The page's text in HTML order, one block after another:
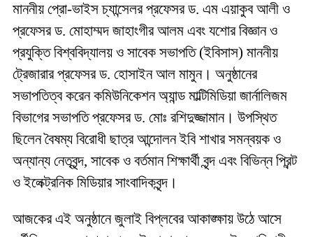
মাননীয় প্রো-ভাইস চ্যান্সেলর প্রফেসর ড. এম এয়াকুব আলী ও
প্রফেসর ড. মোহাম্মদ জাহাংগীর আলম এবং যশোর বিজ্ঞান ও
প্রযুক্তি বিশ্ববিদ্যালয় ও সাবেক সভাপতি (ইবিসাস) মাননীয়
ট্রেজারার প্রফেসর ড. হোসাইন আল মামুন। অনুষ্ঠানের
সভাপতিত্ব করেন কমিউনিকেশন অ্যান্ড মাল্টিমিডিয়া জার্নালিজম
বিভাগের সভাপতি প্রফেসর ড. মোঃ রশিদুজ্জামান। উপস্থিত
ছিলেন বৈষম্য বিরোধী ছাত্র আন্দোলন ইবি শাখার সমন্বয়ক ও
অন্যান্য নেতৃবৃন্দ, সাবেক ও বর্তমান শিক্ষার্থী বৃন্দ এবং বিভিন্ন প্রিন্ট
ও ইলেক্ট্রনিক মিডিয়ার সাংবাদিকবৃন্দ।
আজকের এই অনুষ্ঠানে জুলাই বিপ্লবের আকাঙ্ক্ষায় উঠে আসে